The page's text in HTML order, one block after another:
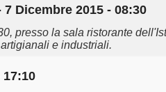
7 Dicembre 2015 - 08:30
presso la sala ristorante
e industriali.
17:10